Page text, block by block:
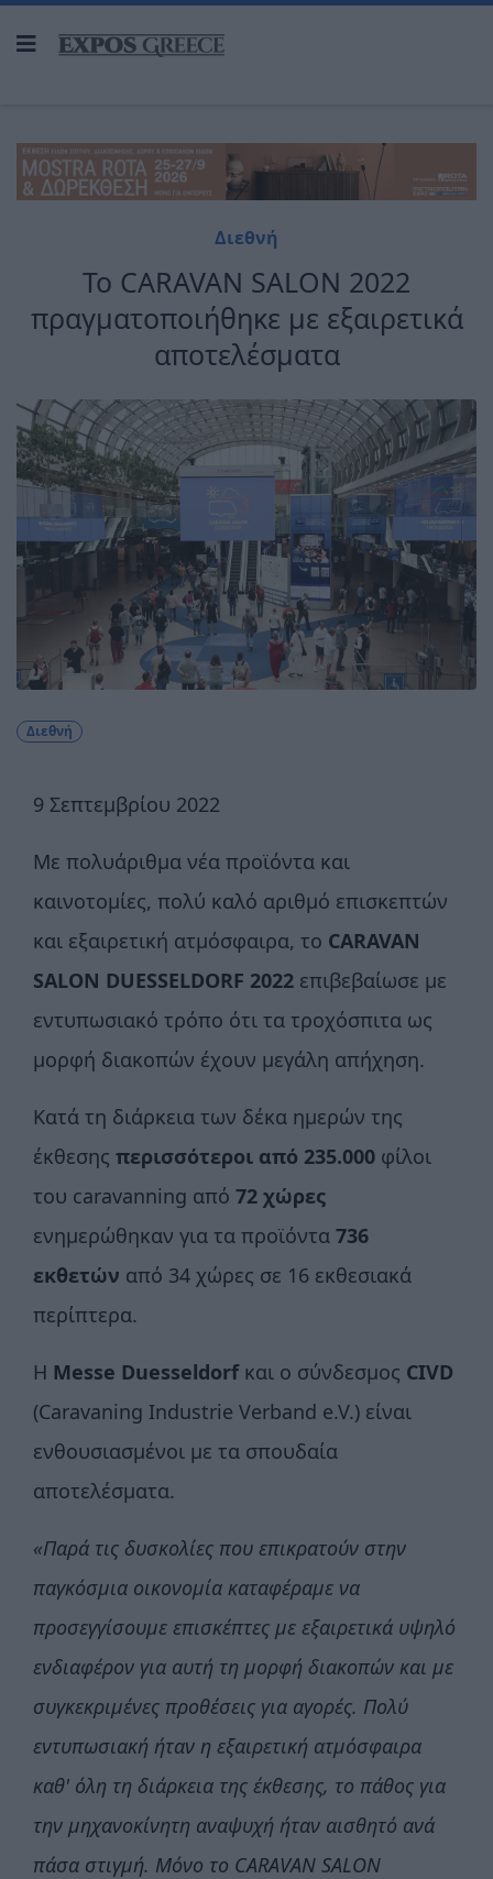
Διεθνή
Το CARAVAN SALON 2022
πραγματοποιήθηκε με εξαιρετικά
αποτελέσματα
Διεθνή
9 Σεπτεμβρίου 2022
Με πολυάριθμα νέα προϊόντα και
καινοτομίες, πολύ καλό αριθμό επισκεπτών
και εξαιρετική ατμόσφαιρα, το CARAVAN
SALON DUESSELDORF 2022 επιβεβαίωσε με
εντυπωσιακό τρόπο ότι τα τροχόσπιτα ως
μορφή διακοπών έχουν μεγάλη απήχηση.
Κατά τη διάρκεια των δέκα ημερών της
έκθεσης περισσότεροι από 235.000 φίλοι
του caravanning από 72 χώρες
ενημερώθηκαν για τα προϊόντα 736
εκθετών από 34 χώρες σε 16 εκθεσιακά
περίπτερα.
Η Messe Duesseldorfκαι ο σύνδεσμος CIVD
(Caravaning Industrie Verband e.V.) είναι
ενθουσιασμένοι με τα σπουδαία
αποτελέσματα.
«Παρά τις δυσκολίες που επικρατούν στην
παγκόσμια οικονομία καταφέραμε να
προσεγγίσουμε επισκέπτες με εξαιρετικά υψηλό
ενδιαφέρον για αυτή τη μορφή διακοπών και με
συγκεκριμένες προθέσεις για αγορές. Πολύ
εντυπωσιακή ήταν η εξαιρετική ατμόσφαιρα
καθ' όλη τη διάρκεια της έκθεσης, το πάθος για
την μηχανοκίνητη αναψυχή ήταν αισθητό ανά
πάσα στιγμή. Μόνο το CARAVAN SALON